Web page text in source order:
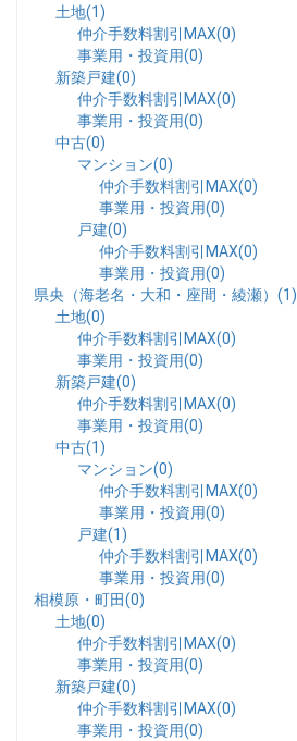
土地(1)
仲介手数料割引MAX(0)
事業用・投資用(0)
新築戸建(0)
仲介手数料割引MAX(0)
事業用・投資用(0)
中古(0)
マンション(0)
仲介手数料割引MAX(0)
事業用・投資用(0)
戸建(0)
仲介手数料割引MAX(0)
事業用・投資用(0)
県央（海老名・大和・座間・綾瀬）(1)
土地(0)
仲介手数料割引MAX(0)
事業用・投資用(0)
新築戸建(0)
仲介手数料割引MAX(0)
事業用・投資用(0)
中古(1)
マンション(0)
仲介手数料割引MAX(0)
事業用・投資用(0)
戸建(1)
仲介手数料割引MAX(0)
事業用・投資用(0)
相模原・町田(0)
土地(0)
仲介手数料割引MAX(0)
事業用・投資用(0)
新築戸建(0)
仲介手数料割引MAX(0)
事業用・投資用(0)